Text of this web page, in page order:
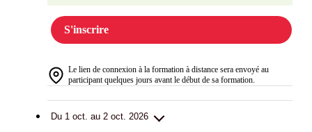
S'inscrire
Le lien de connexion à la formation à distance sera envoyé au
participant quelques jours avant le début de sa formation.
Du 1 oct. au 2 oct. 2026